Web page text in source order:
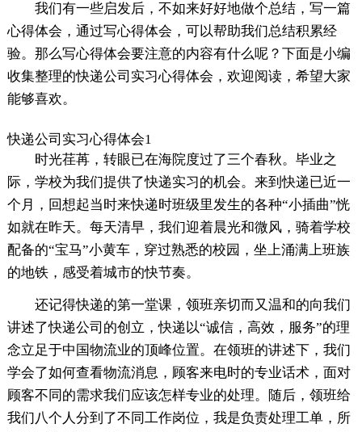
我们有一些启发后，不如来好好地做个总结，写一篇
心得体会，通过写心得体会，可以帮助我们总结积累经
验。那么写心得体会要注意的内容有什么呢？下面是小编
收集整理的快递公司实习心得体会，欢迎阅读，希望大家
能够喜欢。
快递公司实习心得体会1
时光荏苒，转眼已在海院度过了三个春秋。毕业之
际，学校为我们提供了快递实习的机会。来到快递已近一
个月，回想起当时来快递时班级里发生的各种“小插曲”恍
如就在昨天。每天清早，我们迎着晨光和微风，骑着学校
配备的“宝马”小黄车，穿过熟悉的校园，坐上涌满上班族
的地铁，感受着城市的快节奏。
还记得快递的第一堂课，领班亲切而又温和的向我们
讲述了快递公司的创立，快递以“诚信，高效，服务”的理
念立足于中国物流业的顶峰位置。在领班的讲述下，我们
学会了如何查看物流消息，顾客来电时的专业话术，面对
顾客不同的需求我们应该怎样专业的处理。随后，领班给
我们八个人分到了不同工作岗位，我是负责处理工单，所